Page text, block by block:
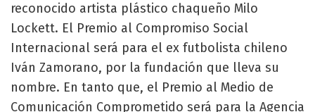
reconocido artista plástico chaqueño Milo
Lockett. El Premio al Compromiso Social
Internacional será para el ex futbolista chileno
Iván Zamorano, por la fundación que lleva su
nombre. En tanto que, el Premio al Medio de
Comunicación Comprometido será para la Agencia